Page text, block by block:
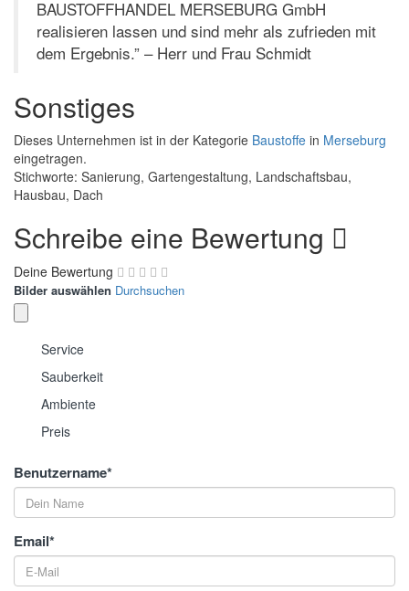
BAUSTOFFHANDEL MERSEBURG GmbH
realisieren lassen und sind mehr als zufrieden mit
dem Ergebnis.” – Herr und Frau Schmidt
Sonstiges
Dieses Unternehmen ist in der Kategorie Baustoffe in Merseburg
eingetragen.
Stichworte: Sanierung, Gartengestaltung, Landschaftsbau,
Hausbau, Dach
Schreibe eine Bewertung
Deine Bewertung
Bilder auswählen Durchsuchen
Service
Sauberkeit
Ambiente
Preis
Benutzername*
Email*